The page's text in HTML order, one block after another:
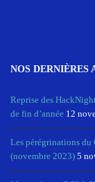
NOS DERNIÈRES
Reprise des
de fin d’année 12
Les pérégrinations du
(novembre 2023) 5